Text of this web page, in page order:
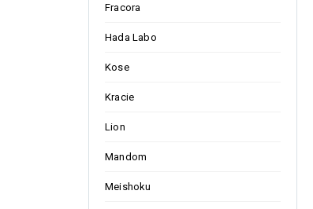
Fracora
Hada Labo
Kose
Kracie
Lion
Mandom
Meishoku